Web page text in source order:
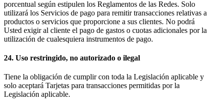
porcentual según estipulen los Reglamentos de las Redes. Solo
utilizará los Servicios de pago para remitir transacciones relativas a
productos o servicios que proporcione a sus clientes. No podrá
Usted exigir al cliente el pago de gastos o cuotas adicionales por la
utilización de cualesquiera instrumentos de pago.
24. Uso restringido, no autorizado o ilegal
Tiene la obligación de cumplir con toda la Legislación aplicable y
solo aceptará Tarjetas para transacciones permitidas por la
Legislación aplicable.